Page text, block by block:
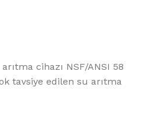
cihazı NSF/ANSI 58
tavsiye edilen su arıtma